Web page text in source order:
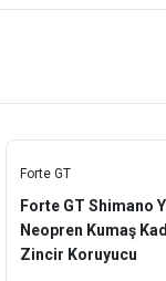
Forte GT
Forte GT Shimano
Neopren Kumaş
Zincir Koruyucu